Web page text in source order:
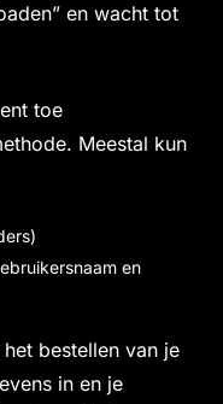
en wacht tot
toe
Meestal kun
en
bestellen van je
in en je